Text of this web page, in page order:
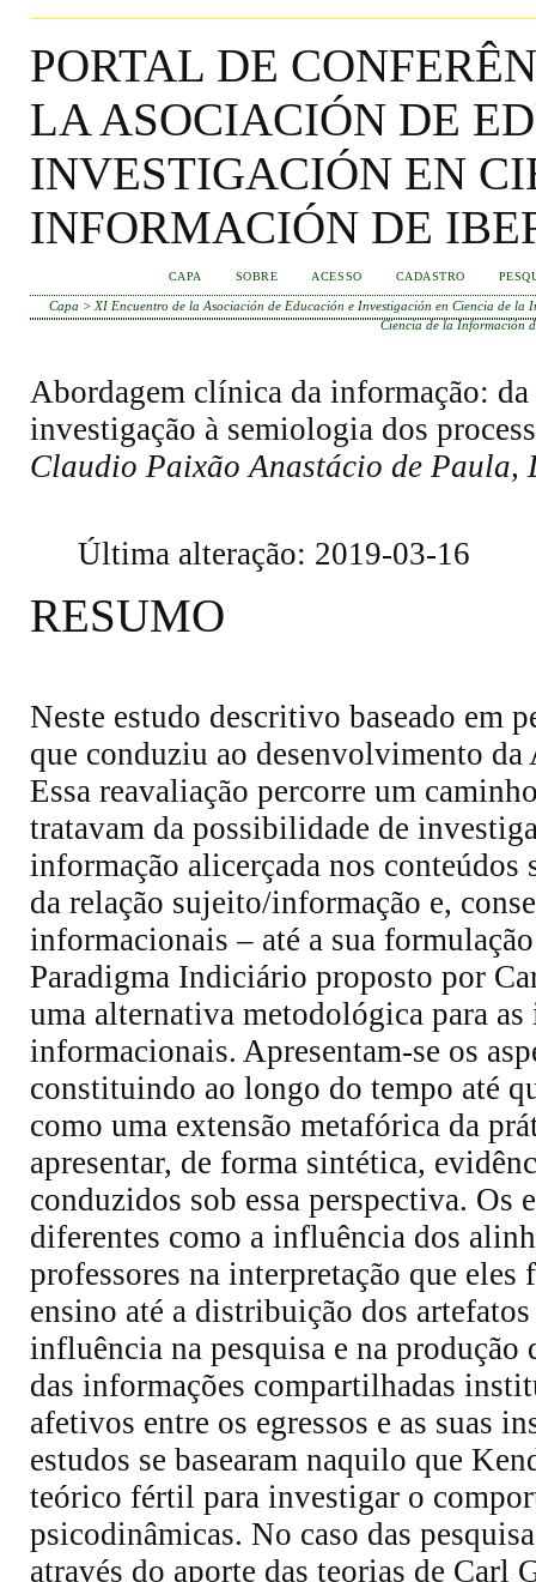
PORTAL DE
LA ASOCIACIÓN DE
INVESTIGACIÓN EN
INFORMACIÓN DE
CAPA SOBRE ACESSO CADASTRO
Capa > XI Encuentro de la Asociación de Educación e Investigación en Ciencia de la
Ciencia de la Información
Abordagem clínica da informação:
investigação à semiologia dos
Claudio Paixão Anastácio de Paula,
Última alteração: 2019-03-16
RESUMO
Neste estudo descritivo baseado em
que conduziu ao desenvolvimento
Essa reavaliação percorre um
tratavam da possibilidade de
informação alicerçada nos
da relação sujeito/informação e,
informacionais – até a sua
Paradigma Indiciário proposto por
uma alternativa metodológica para
informacionais. Apresentam-se os
constituindo ao longo do tempo até
como uma extensão metafórica da
apresentar, de forma sintética,
conduzidos sob essa perspectiva. Os
diferentes como a influência dos
professores na interpretação que
ensino até a distribuição dos
influência na pesquisa e na
das informações compartilhadas
afetivos entre os egressos e as suas
estudos se basearam naquilo que
teórico fértil para investigar o
psicodinâmicas. No caso das
através do aporte das teorias de Carl